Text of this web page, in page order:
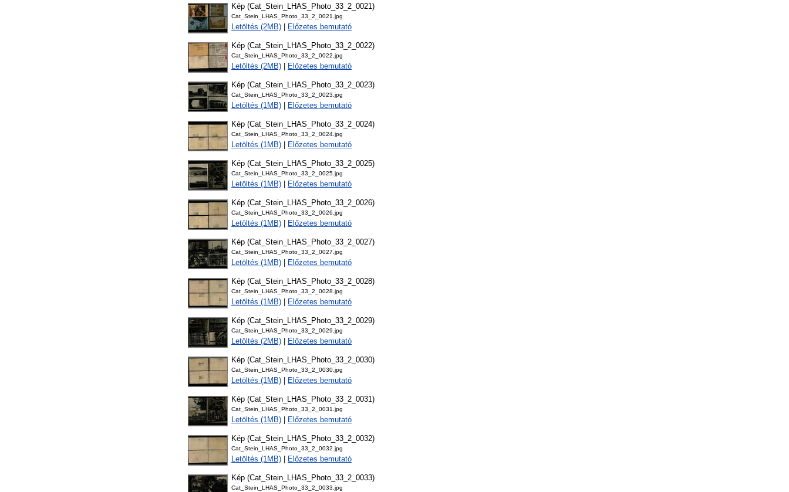
Kép (Cat_Stein_LHAS_Photo_33_2_0021)
Cat_Stein_LHAS_Photo_33_2_0021.jpg
Letöltés (2MB) Előzetes bemutató
Kép (Cat_Stein_LHAS_Photo_33_2_0022)
Cat_Stein_LHAS_Photo_33_2_0022.jpg
Letöltés (2MB) Előzetes bemutató
Kép (Cat_Stein_LHAS_Photo_33_2_0023)
Cat_Stein_LHAS_Photo_33_2_0023.jpg
Letöltés (1MB) Előzetes bemutató
Kép (Cat_Stein_LHAS_Photo_33_2_0024)
Cat_Stein_LHAS_Photo_33_2_0024.jpg
Letöltés (1MB) Előzetes bemutató
Kép (Cat_Stein_LHAS_Photo_33_2_0025)
Cat_Stein_LHAS_Photo_33_2_0025.jpg
Letöltés (1MB) Előzetes bemutató
Kép (Cat_Stein_LHAS_Photo_33_2_0026)
Cat_Stein_LHAS_Photo_33_2_0026.jpg
Letöltés (1MB) Előzetes bemutató
Kép (Cat_Stein_LHAS_Photo_33_2_0027)
Cat_Stein_LHAS_Photo_33_2_0027.jpg
Letöltés (1MB) Előzetes bemutató
Kép (Cat_Stein_LHAS_Photo_33_2_0028)
Cat_Stein_LHAS_Photo_33_2_0028.jpg
Letöltés (1MB) Előzetes bemutató
Kép (Cat_Stein_LHAS_Photo_33_2_0029)
Cat_Stein_LHAS_Photo_33_2_0029.jpg
Letöltés (2MB) Előzetes bemutató
Kép (Cat_Stein_LHAS_Photo_33_2_0030)
Cat_Stein_LHAS_Photo_33_2_0030.jpg
Letöltés (1MB) Előzetes bemutató
Kép (Cat_Stein_LHAS_Photo_33_2_0031)
Cat_Stein_LHAS_Photo_33_2_0031.jpg
Letöltés (1MB) Előzetes bemutató
Kép (Cat_Stein_LHAS_Photo_33_2_0032)
Cat_Stein_LHAS_Photo_33_2_0032.jpg
Letöltés (1MB) Előzetes bemutató
Kép (Cat_Stein_LHAS_Photo_33_2_0033)
Cat_Stein_LHAS_Photo_33_2_0033.jpg